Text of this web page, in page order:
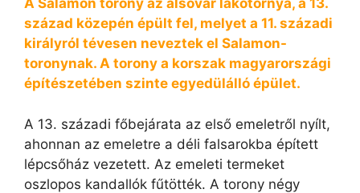
A Salamon torony az alsóvár lakótornya, a 13.
század közepén épült fel, melyet a 11. századi
királyról tévesen neveztek el Salamon-
toronynak. A torony a korszak magyarországi
építészetében szinte egyedülálló épület.
A 13. századi főbejárata az első emeletről nyílt,
ahonnan az emeletre a déli falsarokba épített
lépcsőház vezetett. Az emeleti termeket
oszlopos kandallók fűtötték. A torony négy